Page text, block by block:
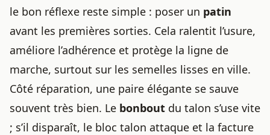
le bon réflexe reste simple : poser un patin
avant les premières sorties. Cela ralentit l’usure,
améliore l’adhérence et protège la ligne de
marche, surtout sur les semelles lisses en ville.
Côté réparation, une paire élégante se sauve
souvent très bien. Le bonbout du talon s’use vite
; s’il disparaît, le bloc talon attaque et la facture